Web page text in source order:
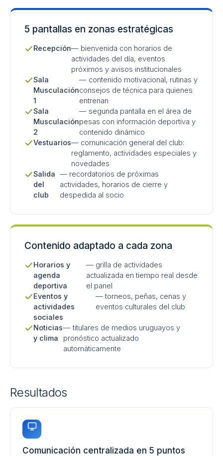
5 pantallas en zonas estratégicas
Recepción— bienvenida con horarios de
actividades del día, eventos
próximos y avisos institucionales
Sala
Musculación
1
— contenido motivacional, rutinas y
consejos de técnica para quienes
entrenan
Sala
Musculación
2
— segunda pantalla en el área de
pesas con información deportiva y
contenido dinámico
Vestuarios— comunicación general del club:
reglamento, actividades especiales y
novedades
Salida
del
club
— recordatorios de próximas
actividades, horarios de cierre y
despedida al socio
Contenido adaptado a cada zona
Horarios y
agenda
deportiva
— grilla de actividades
actualizada en tiempo real desde
el panel
Eventos y
actividades
sociales
— torneos, peñas, cenas y
eventos culturales del club
Noticias
y clima
— titulares de medios uruguayos y
pronóstico actualizado
automáticamente
Resultados
Comunicación centralizada en 5 puntos